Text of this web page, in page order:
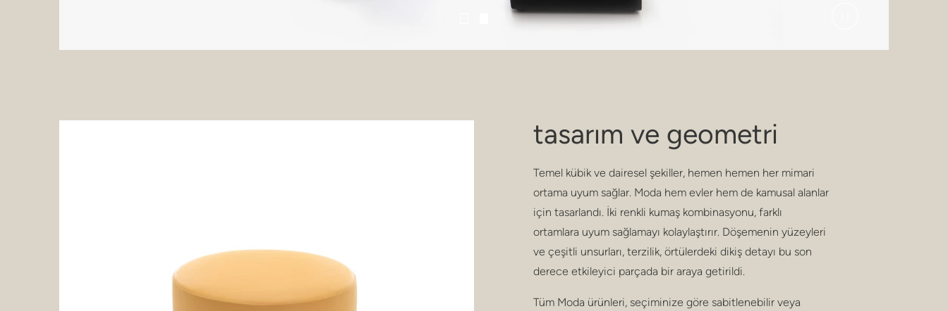
tasarım ve geometri
Temel kübik ve dairesel şekiller, hemen hemen her mimari
ortama uyum sağlar. Moda hem evler hem de kamusal alanlar
için tasarlandı. İki renkli kumaş kombinasyonu, farklı
ortamlara uyum sağlamayı kolaylaştırır. Döşemenin yüzeyleri
ve çeşitli unsurları, terzilik, örtülerdeki dikiş detayı bu son
derece etkileyici parçada bir araya getirildi.
Tüm Moda ürünleri, seçiminize göre sabitlenebilir veya